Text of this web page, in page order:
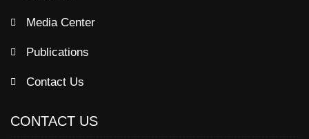
Media Center
Publications
Contact Us
CONTACT US